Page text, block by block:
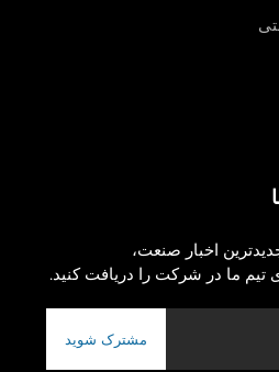
جدیدترین اخبار صنعت،
تیم ما در شرکت را دریافت کنید.
مشترک شوید